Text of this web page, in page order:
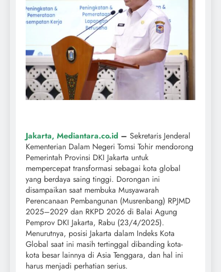
Jakarta, Mediantara.co.id – Sekretaris Jenderal
Kementerian Dalam Negeri Tomsi Tohir mendorong
Pemerintah Provinsi DKI Jakarta untuk
mempercepat transformasi sebagai kota global
yang berdaya saing tinggi. Dorongan ini
disampaikan saat membuka Musyawarah
Perencanaan Pembangunan (Musrenbang) RPJMD
2025–2029 dan RKPD 2026 di Balai Agung
Pemprov DKI Jakarta, Rabu (23/4/2025).
Menurutnya, posisi Jakarta dalam Indeks Kota
Global saat ini masih tertinggal dibanding kota-
kota besar lainnya di Asia Tenggara, dan hal ini
harus menjadi perhatian serius.